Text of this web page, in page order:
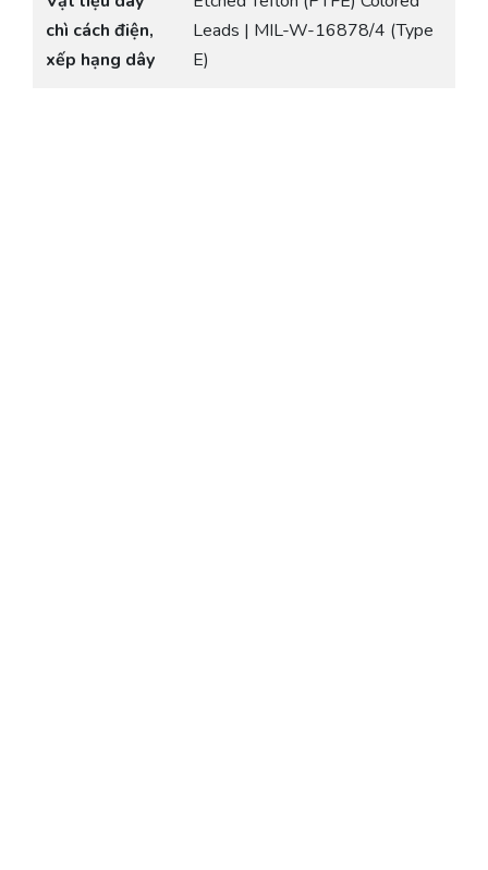
chì cách điện,
xếp hạng dây
Leads | MIL-W-16878/4 (Type
E)